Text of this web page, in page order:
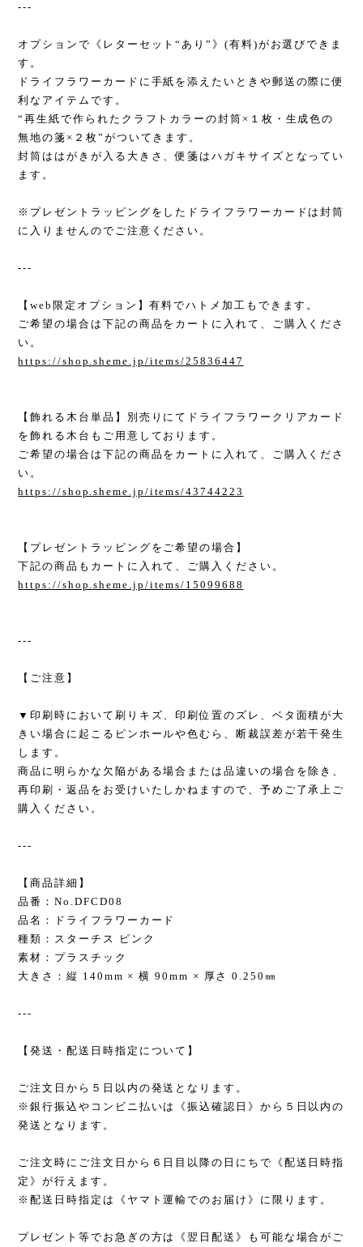
---
オプションで《レターセット“あり”》(有料)がお選びできま
す。
ドライフラワーカードに手紙を添えたいときや郵送の際に便
利なアイテムです。
“再生紙で作られたクラフトカラーの封筒×１枚・生成色の
無地の箋×２枚”がついてきます。
封筒ははがきが入る大きさ、便箋はハガキサイズとなってい
ます。
※プレゼントラッピングをしたドライフラワーカードは封筒
に入りませんのでご注意ください。
---
【web限定オプション】有料でハトメ加工もできます。
ご希望の場合は下記の商品をカートに入れて、ご購入くださ
い。
https://shop.sheme.jp/items/25836447
【飾れる木台単品】別売りにてドライフラワークリアカード
を飾れる木台もご用意しております。
ご希望の場合は下記の商品をカートに入れて、ご購入くださ
い。
https://shop.sheme.jp/items/43744223
【プレゼントラッピングをご希望の場合】
下記の商品もカートに入れて、ご購入ください。
https://shop.sheme.jp/items/15099688
---
【ご注意】
▼印刷時において刷りキズ、印刷位置のズレ、ベタ面積が大
きい場合に起こるピンホールや色むら、断裁誤差が若干発生
します。
商品に明らかな欠陥がある場合または品違いの場合を除き、
再印刷・返品をお受けいたしかねますので、予めご了承上ご
購入ください。
---
【商品詳細】
品番：No.DFCD08
品名：ドライフラワーカード
種類：スターチス ピンク
素材：プラスチック
大きさ：縦 140mm × 横 90mm × 厚さ 0.250㎜
---
【発送・配送日時指定について】
ご注文日から５日以内の発送となります。
※銀行振込やコンビニ払いは《振込確認日》から５日以内の
発送となります。
ご注文時にご注文日から６日目以降の日にちで《配送日時指
定》が行えます。
※配送日時指定は《ヤマト運輸でのお届け》に限ります。
プレゼント等でお急ぎの方は《翌日配送》も可能な場合がご